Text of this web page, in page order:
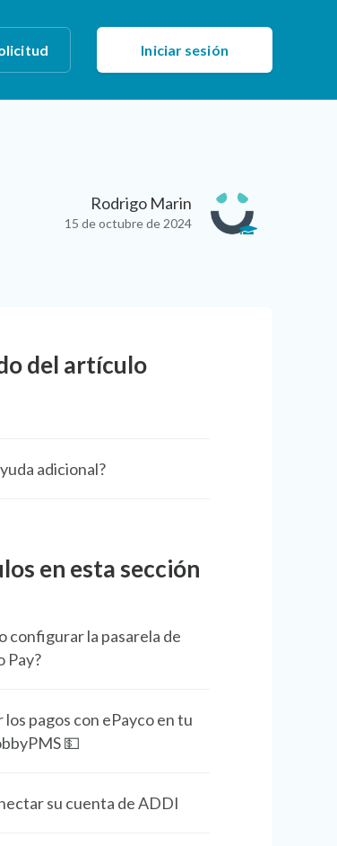
Iniciar sesión
Rodrigo Marin
15 de octubre de 2024
del artículo
adicional?
en esta sección
configurar la pasarela de
Pay?
los pagos con ePayco en tu
💵
su cuenta de ADDI